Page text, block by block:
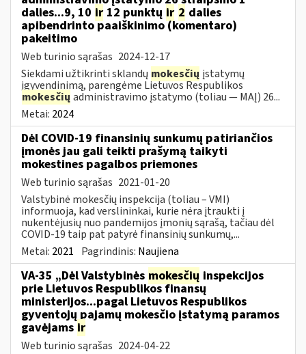
dalies...9, 10 ir 12 punktų ir 2 dalies
apibendrinto paaiškinimo (komentaro)
pakeitimo
Web turinio sąrašas 2024-12-17
Siekdami užtikrinti sklandų mokesčių įstatymų
įgyvendinimą, parengėme Lietuvos Respublikos
mokesčių administravimo įstatymo (toliau — MAĮ) 26...
Metai: 2024
Dėl COVID-19 finansinių sunkumų patiriančios
įmonės jau gali teikti prašymą taikyti
mokestines pagalbos priemones
Web turinio sąrašas 2021-01-20
Valstybinė mokesčių inspekcija (toliau – VMI)
informuoja, kad verslininkai, kurie nėra įtraukti į
nukentėjusių nuo pandemijos įmonių sąrašą, tačiau dėl
COVID-19 taip pat patyrė finansinių sunkumų,...
Metai: 2021 Pagrindinis: Naujiena
VA-35 „Dėl Valstybinės mokesčių inspekcijos
prie Lietuvos Respublikos finansų
ministerijos...pagal Lietuvos Respublikos
gyventojų pajamų mokesčio įstatymą paramos
gavėjams ir
Web turinio sąrašas 2024-04-22